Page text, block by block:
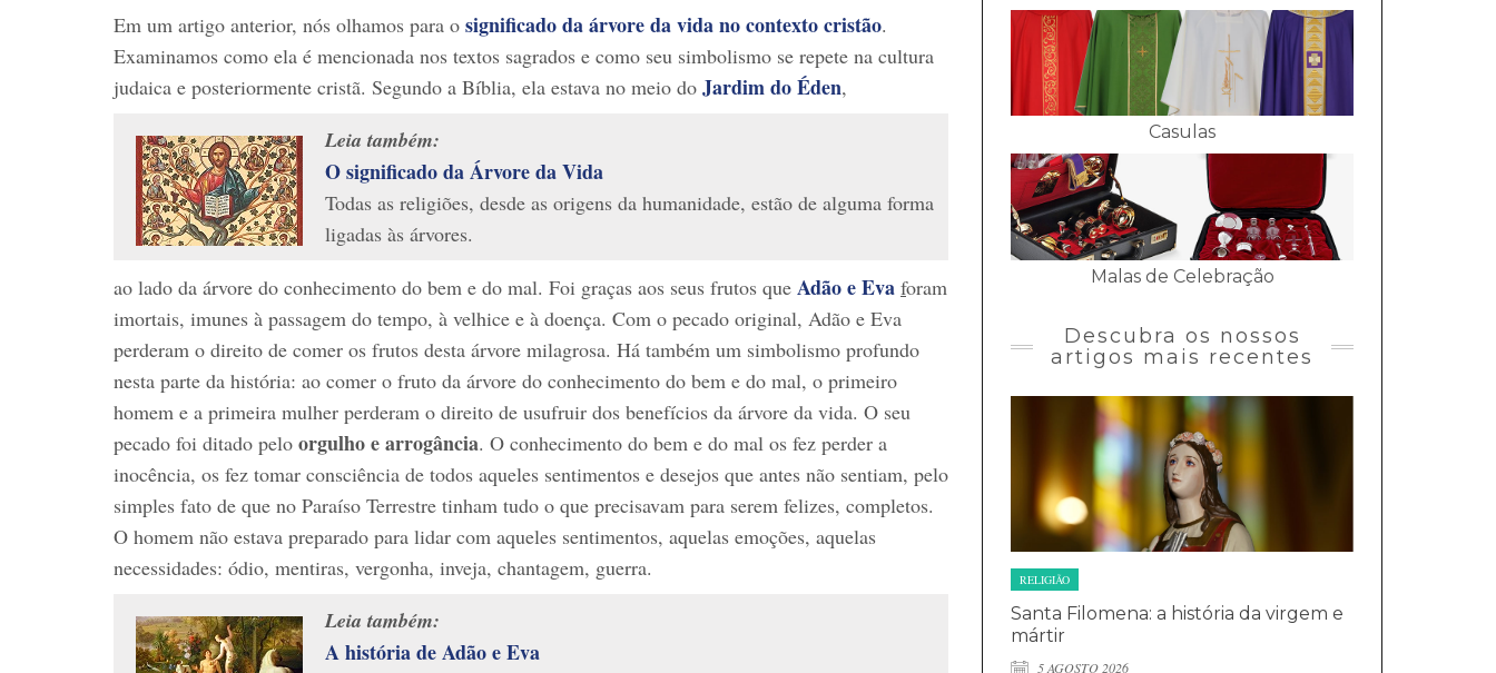
Em um artigo anterior, nós olhamos para o significado da árvore da vida no contexto cristão.
Examinamos como ela é mencionada nos textos sagrados e como seu simbolismo se repete na cultura
judaica e posteriormente cristã. Segundo a Bíblia, ela estava no meio do Jardim do Éden,
Leia também:
O significado da Árvore da Vida
Todas as religiões, desde as origens da humanidade, estão de alguma forma
ligadas às árvores.
ao lado da árvore do conhecimento do bem e do mal. Foi graças aos seus frutos que Adão e Eva foram
imortais, imunes à passagem do tempo, à velhice e à doença. Com o pecado original, Adão e Eva
perderam o direito de comer os frutos desta árvore milagrosa. Há também um simbolismo profundo
nesta parte da história: ao comer o fruto da árvore do conhecimento do bem e do mal, o primeiro
homem e a primeira mulher perderam o direito de usufruir dos benefícios da árvore da vida. O seu
pecado foi ditado pelo orgulho e arrogância. O conhecimento do bem e do mal os fez perder a
inocência, os fez tomar consciência de todos aqueles sentimentos e desejos que antes não sentiam, pelo
simples fato de que no Paraíso Terrestre tinham tudo o que precisavam para serem felizes, completos.
O homem não estava preparado para lidar com aqueles sentimentos, aquelas emoções, aquelas
necessidades: ódio, mentiras, vergonha, inveja, chantagem, guerra.
Leia também:
A história de Adão e Eva
Casulas
Malas de Celebração
Descubra os nossos
artigos mais recentes
RELIGIÃO
Santa Filomena: a história da virgem e
mártir
5 AGOSTO 2026